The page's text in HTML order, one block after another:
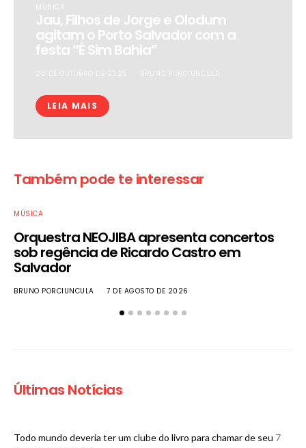
MÚSICA
Jau, Filhos de Jorge e Olodum
agitam o Porto Salvador com a
festa “É Sim Bahia”
LEIA MAIS
Também pode te interessar
MÚSICA
Orquestra NEOJIBA apresenta concertos
sob regência de Ricardo Castro em
Salvador
BRUNO PORCIUNCULA 7 DE AGOSTO DE 2026
Últimas Notícias
Todo mundo deveria ter um clube do livro para chamar de seu 7